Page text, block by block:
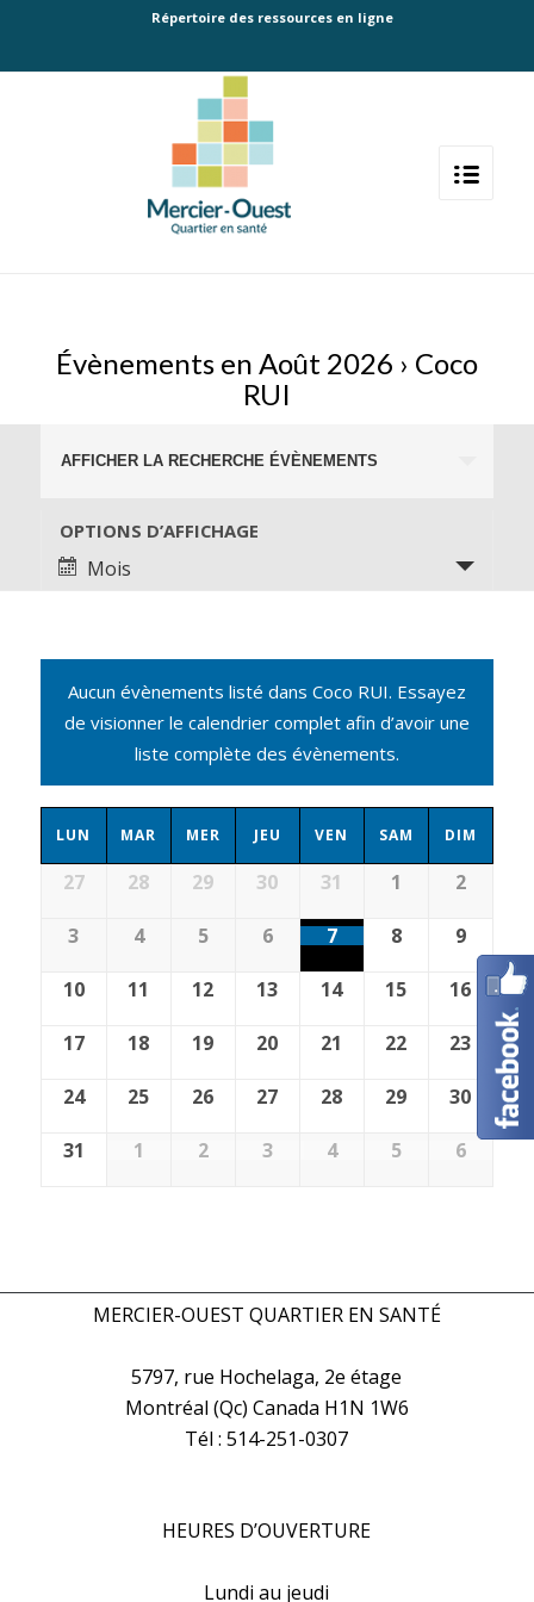
Répertoire des ressources en ligne
Évènements en Août 2026 › Coco
RUI
et
de
vues
AFFICHER LA RECHERCHE ÉVÈNEMENTS
Navigation
de
vues
OPTIONS D’AFFICHAGE
Mois
Aucun évènements listé dans Coco RUI. Essayez
de visionner le calendrier complet afin d’avoir une
liste complète des évènements.
Calendrier
de
Évènements
Calendrier
Évènements
LUN MAR MER JEU VEN SAM DIM
27 28 29 30 31 1 2
3 4 5 6 7 8 9
10 11 12 13 14 15 16
17 18 19 20 21 22 23
24 25 26 27 28 29 30
31 1 2 3 4 5 6
MERCIER-OUEST QUARTIER EN SANTÉ
5797, rue Hochelaga, 2e étage
Montréal (Qc) Canada H1N 1W6
Tél : 514-251-0307
HEURES D’OUVERTURE
Lundi au jeudi